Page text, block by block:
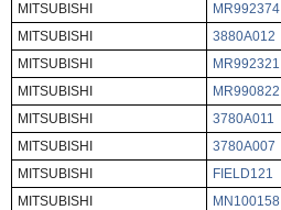
MITSUBISHI
MR992374
MITSUBISHI
3880A012
MITSUBISHI
MR992321
MITSUBISHI
MR990822
MITSUBISHI
3780A011
MITSUBISHI
3780A007
MITSUBISHI
FIELD121
MITSUBISHI
MN100158